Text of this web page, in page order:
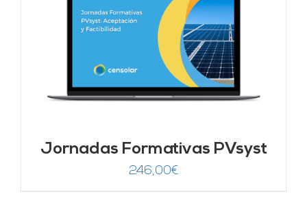
Jornadas Formativas PVsyst
246,00€